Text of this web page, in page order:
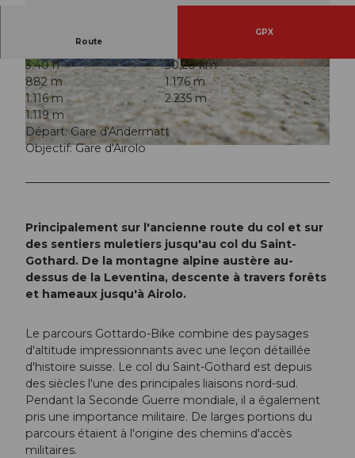
© Thilo Brunner
© Miriam Schuler
© Andermatt-Urserntal Tourismus GmbH, Ferie
nregion Andermatt
Route
GPX
3:40 h
30,20 km
882 m
1.176 m
1.116 m
2.235 m
1.119 m
Départ: Gare d'Andermatt
Objectif: Gare d'Airolo
Principalement sur l'ancienne route du col et sur
des sentiers muletiers jusqu'au col du Saint-
Gothard. De la montagne alpine austère au-
dessus de la Leventina, descente à travers forêts
et hameaux jusqu'à Airolo.
Le parcours Gottardo-Bike combine des paysages
d'altitude impressionnants avec une leçon détaillée
d'histoire suisse. Le col du Saint-Gothard est depuis
des siècles l'une des principales liaisons nord-sud.
Pendant la Seconde Guerre mondiale, il a également
pris une importance militaire. De larges portions du
parcours étaient à l'origine des chemins d'accès
militaires.